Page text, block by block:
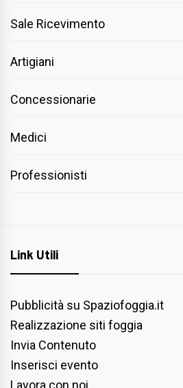
Sale Ricevimento
Artigiani
Concessionarie
Medici
Professionisti
Link Utili
Pubblicità su Spaziofoggia.it
Realizzazione siti foggia
Invia Contenuto
Inserisci evento